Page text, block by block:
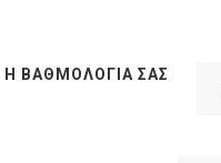
Η ΒΑΘΜΟΛΟΓΊΑ ΣΑΣ